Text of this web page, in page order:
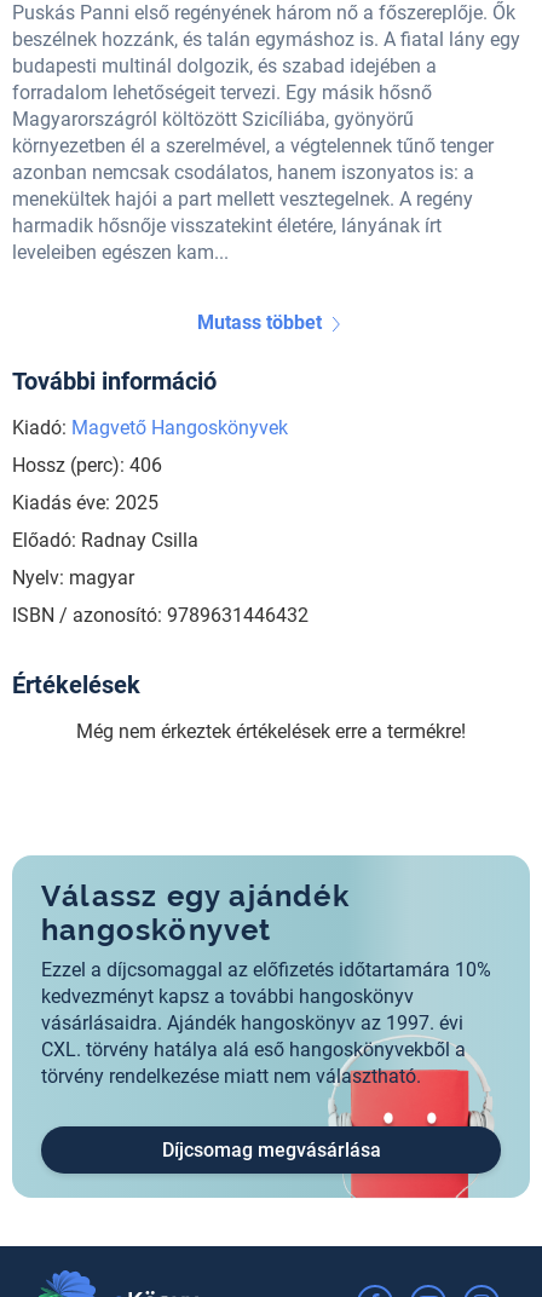
Puskás Panni első regényének három nő a főszereplője. Ők
beszélnek hozzánk, és talán egymáshoz is. A fiatal lány egy
budapesti multinál dolgozik, és szabad idejében a
forradalom lehetőségeit tervezi. Egy másik hősnő
Magyarországról költözött Szicíliába, gyönyörű
környezetben él a szerelmével, a végtelennek tűnő tenger
azonban nemcsak csodálatos, hanem iszonyatos is: a
menekültek hajói a part mellett vesztegelnek. A regény
harmadik hősnője visszatekint életére, lányának írt
leveleiben egészen kam...
Mutass többet
További információ
Kiadó: Magvető Hangoskönyvek
Hossz (perc): 406
Kiadás éve: 2025
Előadó: Radnay Csilla
Nyelv: magyar
ISBN / azonosító: 9789631446432
Értékelések
Még nem érkeztek értékelések erre a termékre!
Válassz egy ajándék
hangoskönyvet
Ezzel a díjcsomaggal az előfizetés időtartamára 10%
kedvezményt kapsz a további hangoskönyv
vásárlásaidra. Ajándék hangoskönyv az 1997. évi
CXL. törvény hatálya alá eső hangoskönyvekből a
törvény rendelkezése miatt nem választható.
Díjcsomag megvásárlása